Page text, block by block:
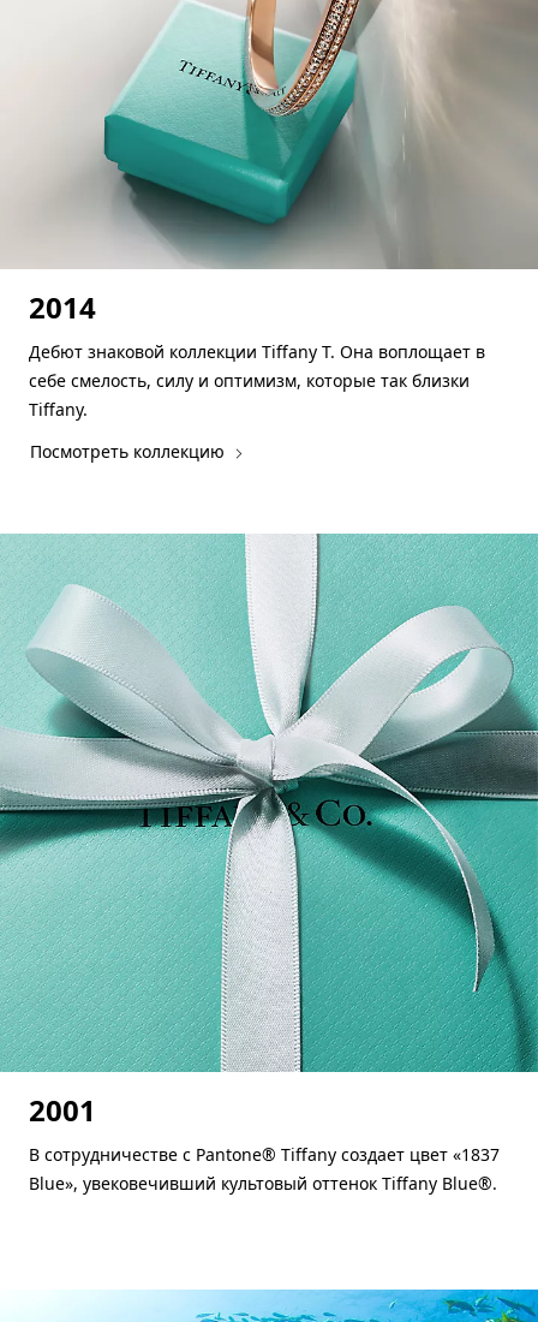
2014
Дебют знаковой коллекции Tiffany T. Она воплощает в
себе смелость, силу и оптимизм, которые так близки
Tiffany.
Посмотреть коллекцию
2001
В сотрудничестве с Pantone® Tiffany создает цвет «1837
Blue», увековечивший культовый оттенок Tiffany Blue®.